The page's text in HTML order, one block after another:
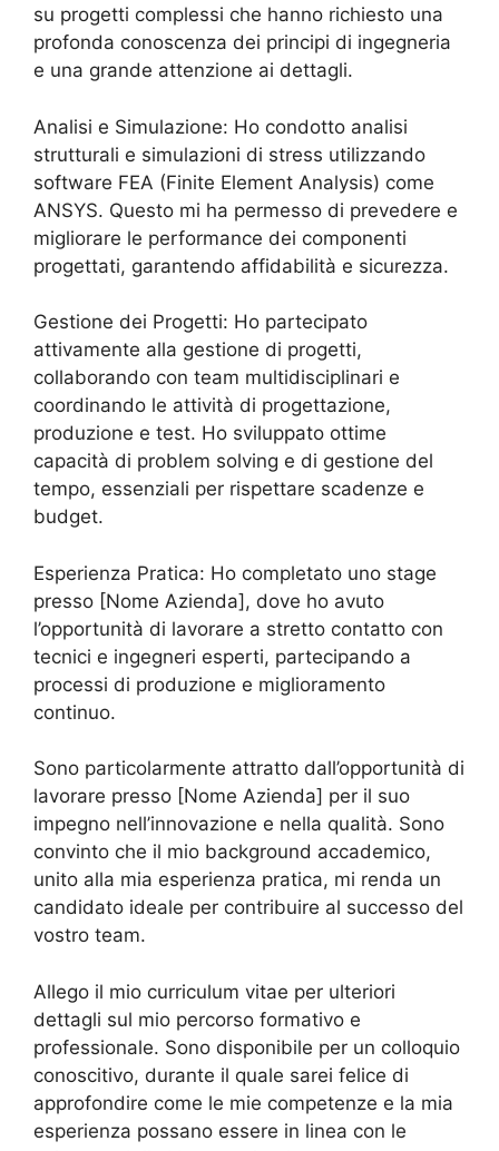
su progetti complessi che hanno richiesto una
profonda conoscenza dei principi di ingegneria
e una grande attenzione ai dettagli.
Analisi e Simulazione: Ho condotto analisi
strutturali e simulazioni di stress utilizzando
software FEA (Finite Element Analysis) come
ANSYS. Questo mi ha permesso di prevedere e
migliorare le performance dei componenti
progettati, garantendo affidabilità e sicurezza.
Gestione dei Progetti: Ho partecipato
attivamente alla gestione di progetti,
collaborando con team multidisciplinari e
coordinando le attività di progettazione,
produzione e test. Ho sviluppato ottime
capacità di problem solving e di gestione del
tempo, essenziali per rispettare scadenze e
budget.
Esperienza Pratica: Ho completato uno stage
presso [Nome Azienda], dove ho avuto
l’opportunità di lavorare a stretto contatto con
tecnici e ingegneri esperti, partecipando a
processi di produzione e miglioramento
continuo.
Sono particolarmente attratto dall’opportunità di
lavorare presso [Nome Azienda] per il suo
impegno nell’innovazione e nella qualità. Sono
convinto che il mio background accademico,
unito alla mia esperienza pratica, mi renda un
candidato ideale per contribuire al successo del
vostro team.
Allego il mio curriculum vitae per ulteriori
dettagli sul mio percorso formativo e
professionale. Sono disponibile per un colloquio
conoscitivo, durante il quale sarei felice di
approfondire come le mie competenze e la mia
esperienza possano essere in linea con le